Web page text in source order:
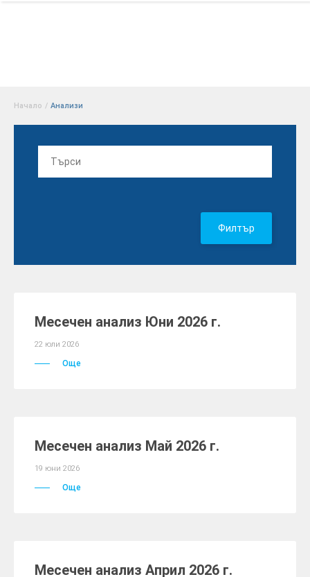
Начало / Aнализи
Филтър
Месечен анализ Юни 2026 г.
22 юли 2026
Още
Месечен анализ Май 2026 г.
19 юни 2026
Още
Месечен анализ Април 2026 г.